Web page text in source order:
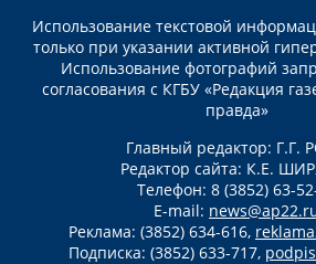
Использование текстовой
только при указании активной
Использование фотографий
согласования с КГБУ «Редакция
правда»
Главный редактор: Г.Г.
Редактор сайта: К.Е.
Телефон: 8 (3852) 63-
E-mail:
Реклама: (3852) 634-616,
Подписка: (3852) 633-717,